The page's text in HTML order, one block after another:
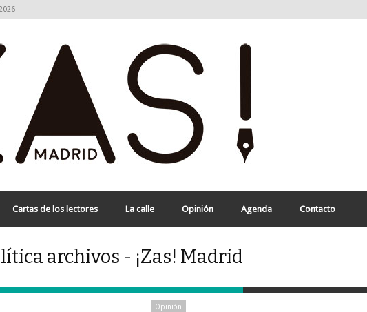
Cartas de los lectores La calle Opinión Agenda Contacto
archivos - ¡Zas! Madrid
Opinión